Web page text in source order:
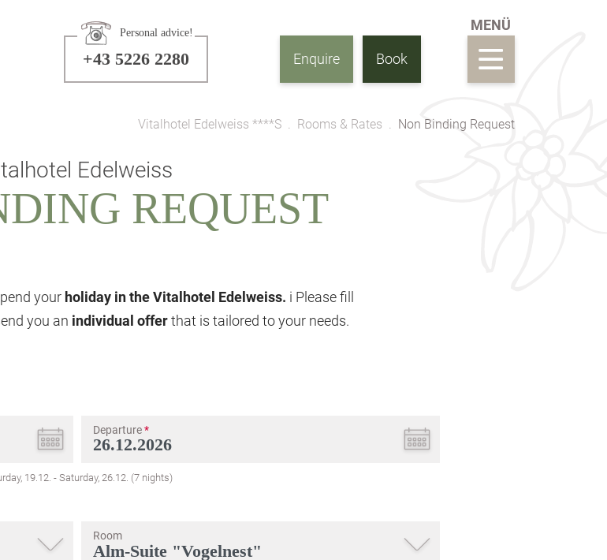
Personal advice!
+43 5226 2280 Enquire Book
Vitalhotel Edelweiss ****S Rooms & Rates Non Binding Request
Edelweiss
REQUEST
your holiday in the Vitalhotel Edelweiss. i Please fill
you an individual offerthat is tailored to your needs.
Departure*
19.12. - Saturday, 26.12. (7 nights)
Room